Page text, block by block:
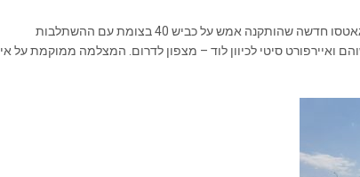
גל ההתקנות הנוכחי ממשיך עם מצלמת גאטסו חדשה שהותקנה אמש על כביש 40 בצומת עם ההשתלבות
ואיירפורט סיטי לכיוון לוד – מצפון לדרום. המצלמה ממוקמת על אי